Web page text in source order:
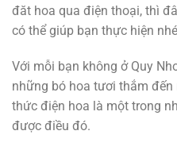
đăt hoa qua điện thoại, thì
có thể giúp bạn thực hiện
Với mỗi bạn không ở Quy
những bó hoa tươi thắm
thức điện hoa là một trong
được điều đó.